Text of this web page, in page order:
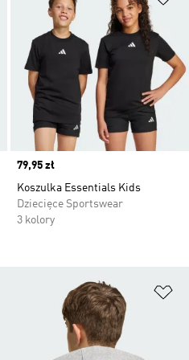
Price
79,95 zł
Koszulka Essentials Kids
Dziecięce Sportswear
3 kolory